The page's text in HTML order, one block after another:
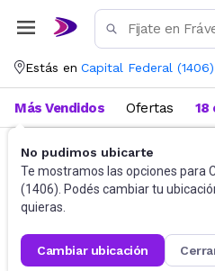
Estás en Capital Federal (1406)
No pudimos ubicarte
Te mostramos las opciones para
(1406). Podés cambiar tu
quieras.
cambiar ubicación
Más Vendidos Ofertas 18
Accesorios Anteojos de sol